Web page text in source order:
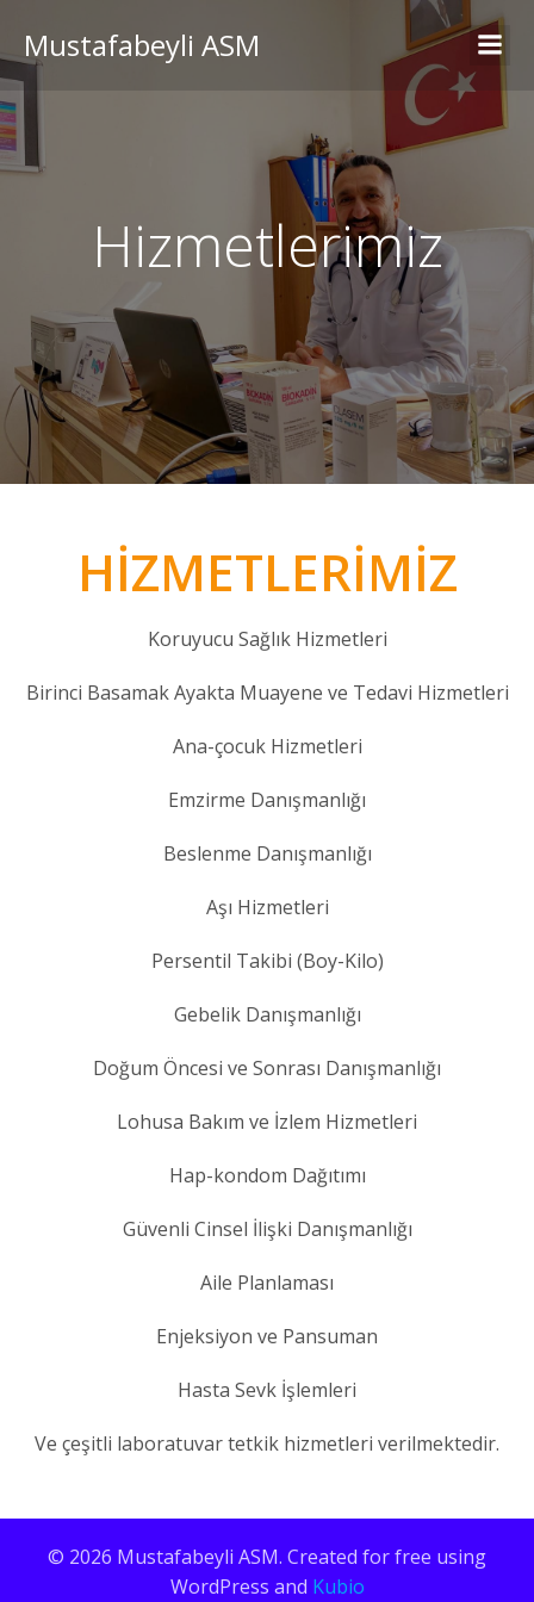
Mustafabeyli ASM
Hizmetlerimiz
HİZMETLERİMİZ
Koruyucu Sağlık Hizmetleri
Birinci Basamak Ayakta Muayene ve Tedavi Hizmetleri
Ana-çocuk Hizmetleri
Emzirme Danışmanlığı
Beslenme Danışmanlığı
Aşı Hizmetleri
Persentil Takibi (Boy-Kilo)
Gebelik Danışmanlığı
Doğum Öncesi ve Sonrası Danışmanlığı
Lohusa Bakım ve İzlem Hizmetleri
Hap-kondom Dağıtımı
Güvenli Cinsel İlişki Danışmanlığı
Aile Planlaması
Enjeksiyon ve Pansuman
Hasta Sevk İşlemleri
Ve çeşitli laboratuvar tetkik hizmetleri verilmektedir.
© 2026 Mustafabeyli ASM. Created for free using
WordPress and Kubio